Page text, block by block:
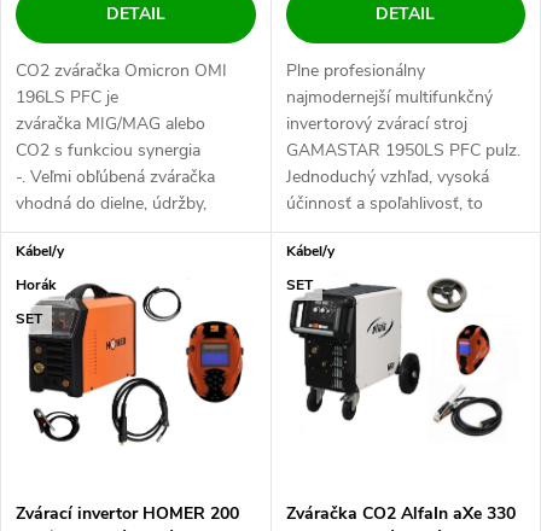
DETAIL
CO2 zváračka Omicron OMI
196LS PFC je
zváračka MIG/MAG alebo
CO2 s funkciou synergia
-. Veľmi obľúbená zváračka
vhodná do dielne, údržby,
domácnosti a ľahkú výrobu
-. Vysoko...
DETAIL
Plne profesionálny
najmodernejší multifunkčný
invertorový zvárací stroj
GAMASTAR 1950LS PFC pulz.
Jednoduchý vzhľad, vysoká
účinnosť a spoľahlivosť, to
všetko na kolieskach....
Kábel/y
Horák
SET
Zvárací invertor HOMER 200
Kábel/y
SET
Zváračka CO2 AlfaIn aXe 330